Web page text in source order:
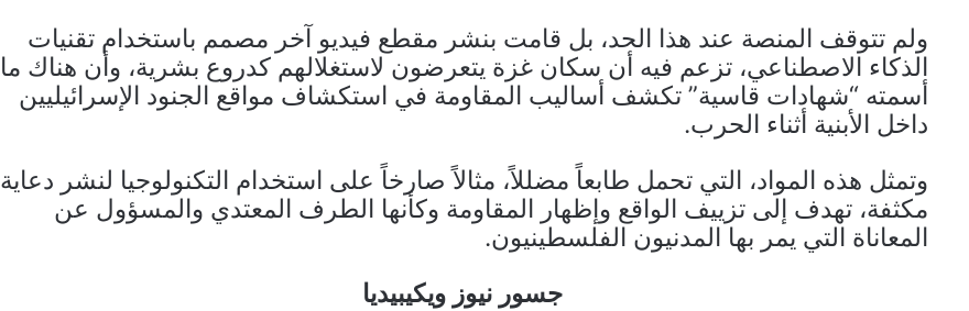
ولم تتوقف المنصة عند هذا الحد، بل قامت بنشر مقطع فيديو آخر مصمم باستخدام تقنيات
الذكاء الاصطناعي، تزعم فيه أن سكان غزة يتعرضون لاستغلالهم كدروع بشرية، وأن هناك ما
أسمته “شهادات قاسية” تكشف أساليب المقاومة في استكشاف مواقع الجنود الإسرائيليين
داخل الأبنية أثناء الحرب.
وتمثل هذه المواد، التي تحمل طابعاً مضللاً، مثالاً صارخاً على استخدام التكنولوجيا لنشر دعاية
مكثفة، تهدف إلى تزييف الواقع وإظهار المقاومة وكأنها الطرف المعتدي والمسؤول عن
المعاناة التي يمر بها المدنيون الفلسطينيون.
جسور نيوز ويكيبيديا